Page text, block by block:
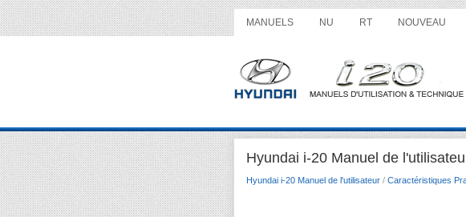
MANUELS NU RT NOUVEAU
Hyundai i-20 Manuel de
Hyundai i-20 Manuel de l'utilisateur / Caractéristiques